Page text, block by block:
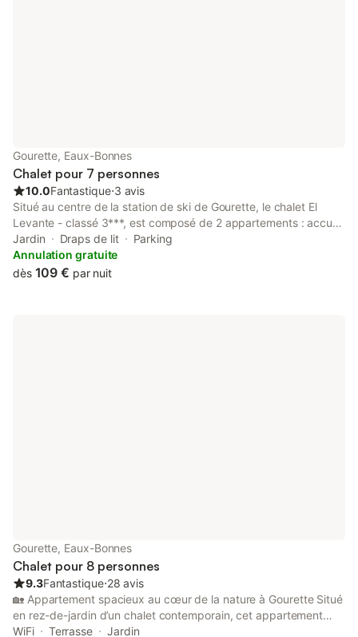
Gourette, Eaux-Bonnes
Chalet pour 7 personnes
10.0Fantastique⋅3 avis
Situé au centre de la station de ski de Gourette, le chalet El
Levante - classé 3***, est composé de 2 appartements : accueil
8 personnes au RDC et 6 personnes à l'étage. Tout confort avec
garage & parking privatifs, cheminée & insert (bois fourni) dans
salle à manger/salon, cuisine équipée "comme à la maison",
Jardin Draps de lit
Parking
Annulation gratuite
dès 109 € par nuit
Gourette, Eaux-Bonnes
Chalet pour 8 personnes
9.3Fantastique⋅28 avis
🏡 Appartement spacieux au cœur de la nature à Gourette Situé
en rez-de-jardin d’un chalet contemporain, cet appartement
confortable et décoré avec goût bénéficie d’un environnement
WiFi Terrasse
Jardin